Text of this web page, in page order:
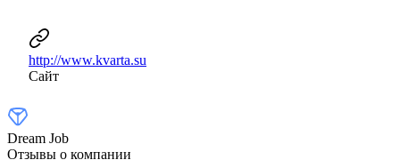
http://www.kvarta.su
Сайт
Dream Job
Отзывы о компании